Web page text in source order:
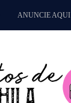
ANUNCIE AQUI